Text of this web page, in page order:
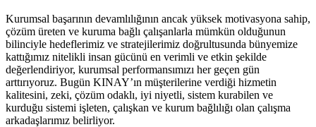
Kurumsal başarının devamlılığının ancak yüksek motivasyona sahip,
çözüm üreten ve kuruma bağlı çalışanlarla mümkün olduğunun
bilinciyle hedeflerimiz ve stratejilerimiz doğrultusunda bünyemize
kattığımız nitelikli insan gücünü en verimli ve etkin şekilde
değerlendiriyor, kurumsal performansımızı her geçen gün
arttırıyoruz. Bugün KINAY’ın müşterilerine verdiği hizmetin
kalitesini, zeki, çözüm odaklı, iyi niyetli, sistem kurabilen ve
kurduğu sistemi işleten, çalışkan ve kurum bağlılığı olan çalışma
arkadaşlarımız belirliyor.